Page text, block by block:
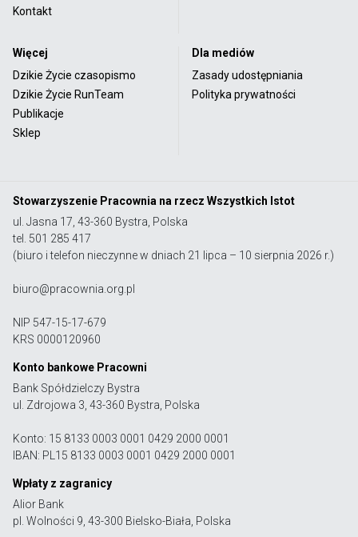
Kontakt
Więcej
Dzikie Życie czasopismo
Dzikie Życie RunTeam
Publikacje
Sklep
Dla mediów
Zasady udostępniania
Polityka prywatności
Stowarzyszenie Pracownia na rzecz Wszystkich Istot
ul. Jasna 17, 43-360 Bystra, Polska
tel. 501 285 417
(biuro i telefon nieczynne w dniach 21 lipca – 10 sierpnia 2026 r.)
biuro@pracownia.org.pl
NIP 547-15-17-679
KRS 0000120960
Konto bankowe Pracowni
Bank Spółdzielczy Bystra
ul. Zdrojowa 3, 43-360 Bystra, Polska
Konto: 15 8133 0003 0001 0429 2000 0001
IBAN: PL15 8133 0003 0001 0429 2000 0001
Wpłaty z zagranicy
Alior Bank
pl. Wolności 9, 43-300 Bielsko-Biała, Polska